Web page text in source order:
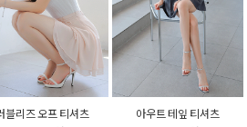
블리즈 오프 티셔츠
아우트 테잎 티셔츠